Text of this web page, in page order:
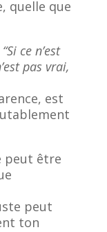
quelle que
“Si ce n’est
pas vrai,
est
peut être
peut
ton